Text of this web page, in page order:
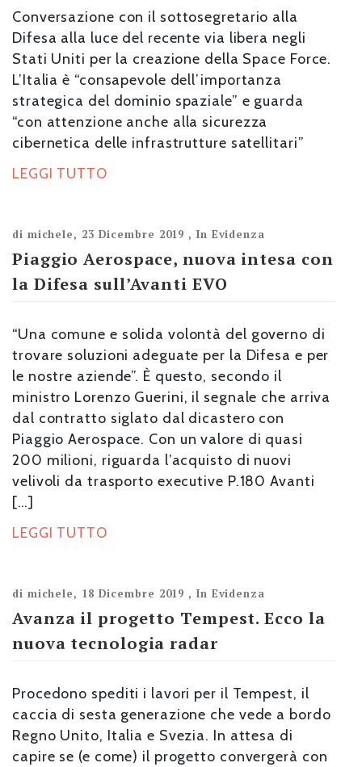
Conversazione con il sottosegretario alla
Difesa alla luce del recente via libera negli
Stati Uniti per la creazione della Space Force.
L’Italia è “consapevole dell’importanza
strategica del dominio spaziale” e guarda
“con attenzione anche alla sicurezza
cibernetica delle infrastrutture satellitari”
LEGGI TUTTO
di michele, 23 Dicembre 2019 , In Evidenza
Piaggio Aerospace, nuova intesa con
la Difesa sull’Avanti EVO
“Una comune e solida volontà del governo di
trovare soluzioni adeguate per la Difesa e per
le nostre aziende”. È questo, secondo il
ministro Lorenzo Guerini, il segnale che arriva
dal contratto siglato dal dicastero con
Piaggio Aerospace. Con un valore di quasi
200 milioni, riguarda l’acquisto di nuovi
velivoli da trasporto executive P.180 Avanti
[…]
LEGGI TUTTO
di michele, 18 Dicembre 2019 , In Evidenza
Avanza il progetto Tempest. Ecco la
nuova tecnologia radar
Procedono spediti i lavori per il Tempest, il
caccia di sesta generazione che vede a bordo
Regno Unito, Italia e Svezia. In attesa di
capire se (e come) il progetto convergerà con